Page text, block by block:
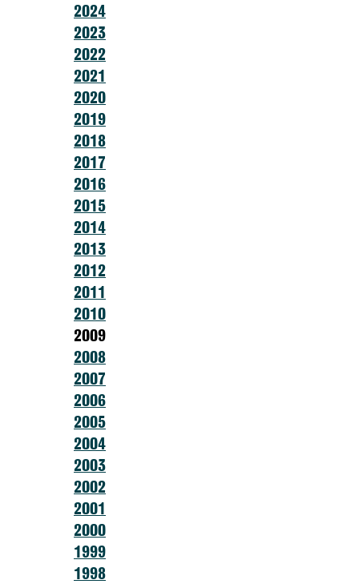
2024
2023
2022
2021
2020
2019
2018
2017
2016
2015
2014
2013
2012
2011
2010
2009
2008
2007
2006
2005
2004
2003
2002
2001
2000
1999
1998